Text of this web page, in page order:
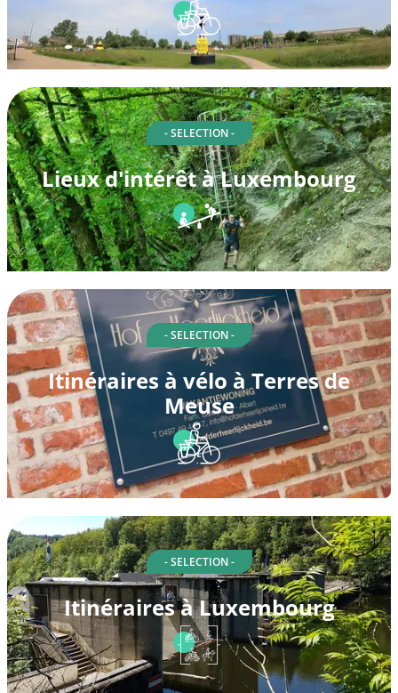
- SELECTION -
Lieux d'intérêt à Luxembourg
- SELECTION -
Itinéraires à vélo à Terres de
Meuse
- SELECTION -
Itinéraires à Luxembourg